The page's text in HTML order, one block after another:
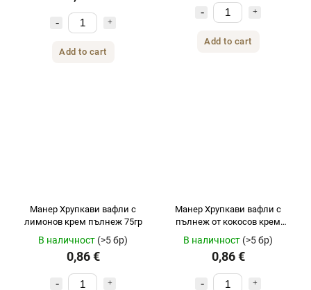
Add to cart
Add to cart
Манер Хрупкави вафли с
лимонов крем пълнеж 75гр
В наличност (>5 бр)
0,86 €
Манер Хрупкави вафли с
пълнеж от кокосов крем
В наличност (>5 бр)
0,86 €